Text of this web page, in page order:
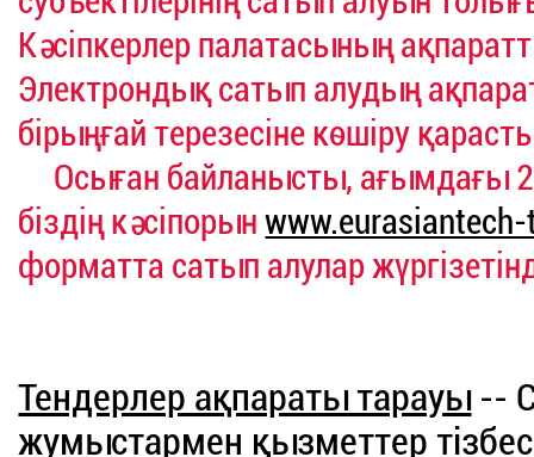
Кәсіпкерлер палатасының
Электрондық сатып алудың
бірыңғай терезесіне көшіру
Осыған байланысты, ағымдағы
біздің кәсіпорын
форматта сатып алулар
Тендерлер ақпараты тарауы--
жумыстармен қызметтер